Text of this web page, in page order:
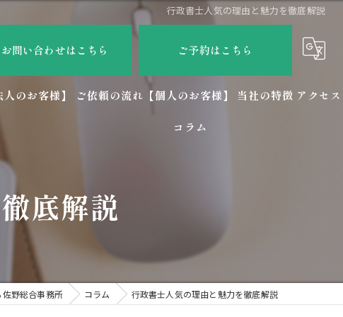
行政書士人気の理由と魅力を徹底解説
お問い合わせはこちら ご予約はこちら
のお客様】 ご依頼の流れ【個人のお客様】 当社の特徴
許認可申請
アクセス
コラム
底解説
野総合事務所 コラム 行政書士人気の理由と魅力を徹底解説